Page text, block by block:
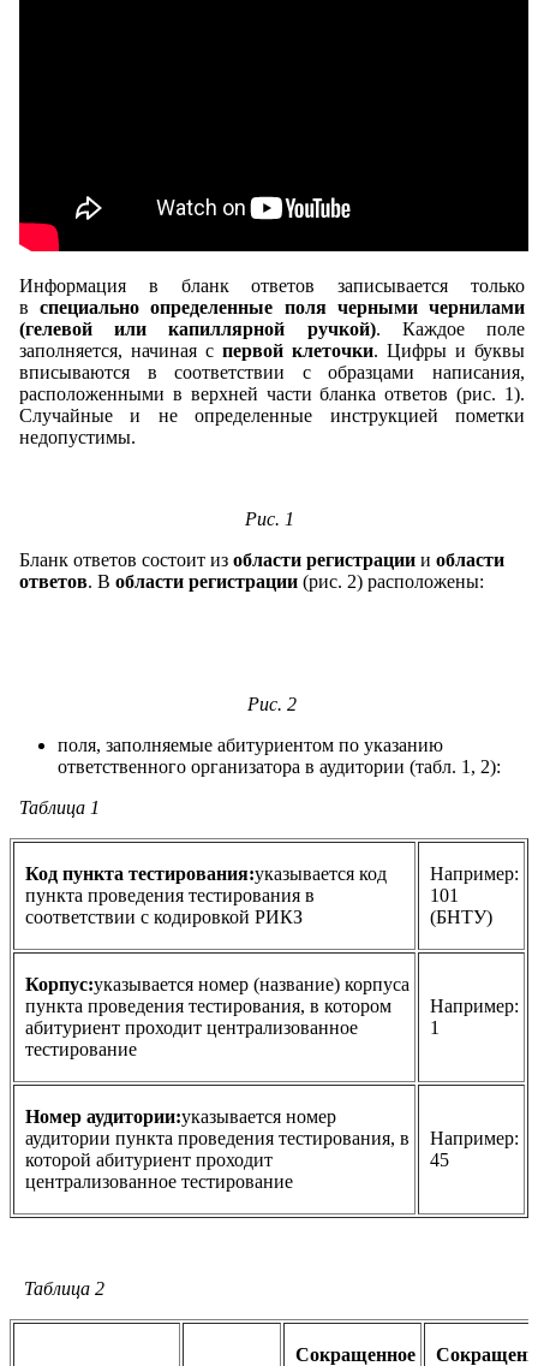
Информация в бланк ответов записывается только
вспециально определенные поля черными чернилами
(гелевой или капиллярной ручкой). Каждое поле
заполняется, начиная с первой клеточки. Цифры и буквы
вписываются в соответствии с образцами написания,
расположенными в верхней части бланка ответов (рис. 1).
Случайные и не определенные инструкцией пометки
недопустимы.
Рис. 1
Бланк ответов состоит из области регистрации и области
ответов. В области регистрации (рис. 2) расположены:
Рис. 2
поля, заполняемые абитуриентом по указанию
ответственного организатора в аудитории (табл. 1, 2):
Таблица 1
Код пункта тестирования:указывается код
пункта проведения тестирования в
соответствии с кодировкой РИКЗ
Например:
101
(БНТУ)
Корпус:указывается номер (название) корпуса
пункта проведения тестирования, в котором
абитуриент проходит централизованное
тестирование
Например:
1
Номер аудитории:указывается номер
аудитории пункта проведения тестирования, в
которой абитуриент проходит
централизованное тестирование
Например:
45
Таблица 2
Сокращенное